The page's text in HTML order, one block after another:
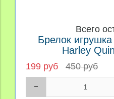
Всего
Брелок
Harley
199 руб 450 руб